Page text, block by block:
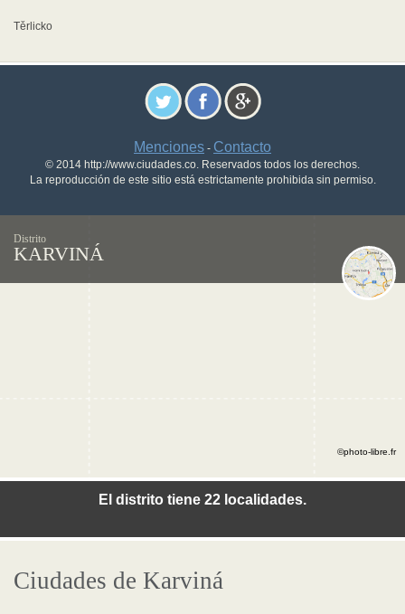
Těrlicko
Menciones - Contacto
© 2014 http://www.ciudades.co. Reservados todos los derechos.
La reproducción de este sitio está estrictamente prohibida sin permiso.
Distrito
KARVINÁ
El distrito tiene 22 localidades.
©photo-libre.fr
Ciudades de Karviná